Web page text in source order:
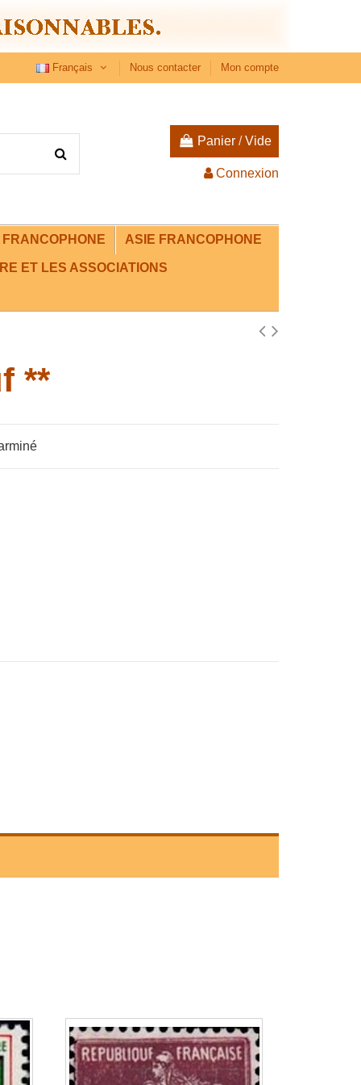
Français Nous contacter Mon compte
Panier /Vide
Connexion
ASIE FRANCOPHONE
ET LES ASSOCIATIONS
**